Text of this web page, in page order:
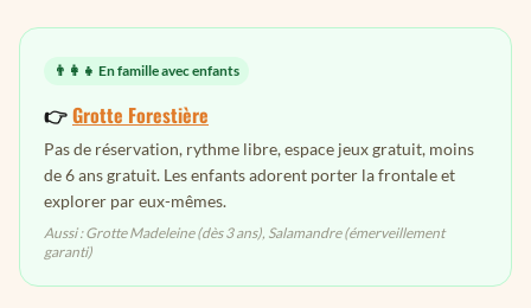
👨‍👩‍👧 En famille avec enfants
👉Grotte Forestière
Pas de réservation, rythme libre, espace jeux gratuit, moins
de 6 ans gratuit. Les enfants adorent porter la frontale et
explorer par eux-mêmes.
Aussi : Grotte Madeleine (dès 3 ans), Salamandre (émerveillement
garanti)